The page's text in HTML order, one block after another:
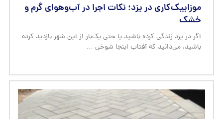
فناوری چاپ دیجیتال و برش CNC در طراحی